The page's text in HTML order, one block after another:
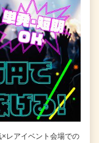
レアイベント会場での